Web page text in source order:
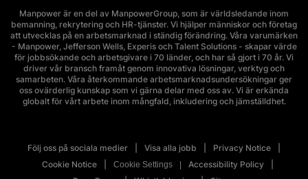
Manpower är en del av ManpowerGroup, som är världsledande inom
bemanning, rekrytering och HR-tjänster. Vi hjälper människor och företag
att utvecklas på en arbetsmarknad i ständig förändring. Våra varumärken
- Manpower, Jefferson Wells, Experis och Talent Solutions - skapar värde
för jobbsökande och arbetsgivare i 70 länder, och har så gjort i 70 år. Vi
driver vår bransch framåt genom innovativa lösningar, verktyg och
samarbeten. Våra återkommande arbetsmarknadsundersökningar ger
oss ovärderlig kunskap som vi gärna delar med oss av. Vi är erkända
globalt för vårt arbete inom mångfald, inkludering och jämställdhet.
Följ oss på sociala medier Visa alla jobb
Privacy Notice
Cookie Notice
Cookie Settings
Accessibility Policy